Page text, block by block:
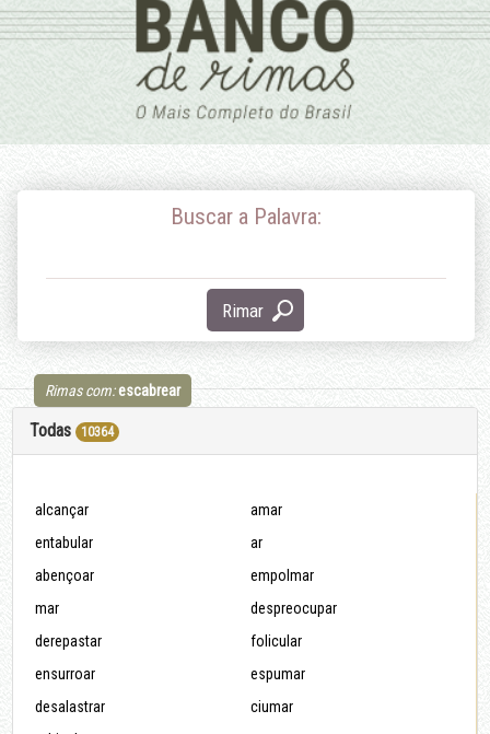
Buscar a Palavra:
Rimar
Rimas com:escabrear
Todas 10364
alcançar
amar
entabular
ar
abençoar
empolmar
mar
despreocupar
derepastar
folicular
ensurroar
espumar
desalastrar
ciumar